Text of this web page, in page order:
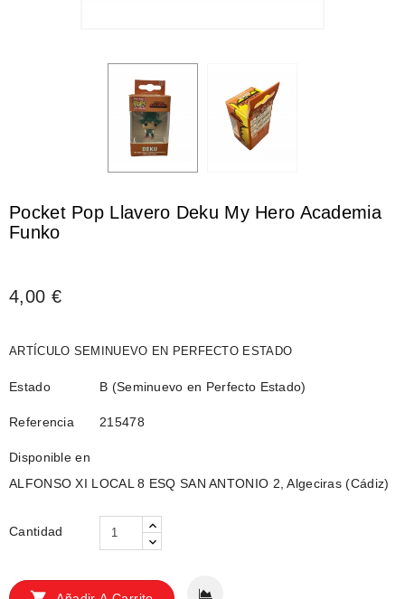
Pocket Pop Llavero Deku My Hero Academia
Funko
4,00 €
ARTÍCULO SEMINUEVO EN PERFECTO ESTADO
Estado B (Seminuevo en Perfecto Estado)
Referencia 215478
Disponible en
ALFONSO XI LOCAL 8 ESQ SAN ANTONIO 2, Algeciras (Cádiz)
Cantidad